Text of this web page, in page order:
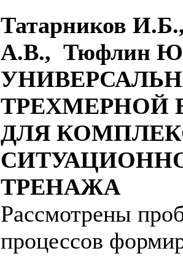
Татарников
А.В., Тюфлин
ТРЕХМЕРНОЙ
ДЛЯ
ТРЕНАЖА
Рассмотрены
процессов